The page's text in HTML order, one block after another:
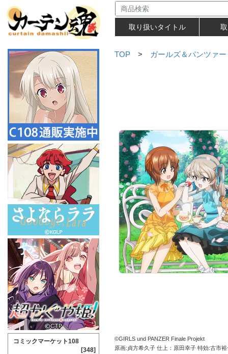
取り扱いタイトル
TOP > ガールズ＆パンツァ
©GIRLS und PANZER Finale Projekt
原画:貞方希久子 仕上：原田幸子 特効:古市
コミックマーケット108
[348]